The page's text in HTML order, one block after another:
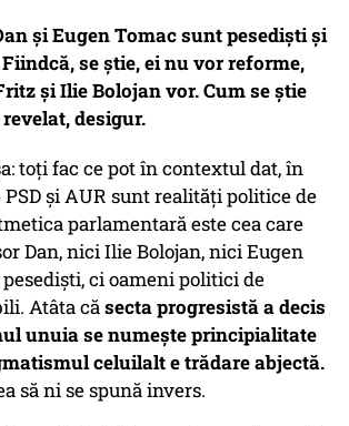
și Eugen Tomac sunt pesediști și
se știe, ei nu vor reforme,
și Ilie Bolojan vor. Cum se știe
desigur.
toți fac ce pot în contextul dat, în
și AUR sunt realități politice de
parlamentară este cea care
Dan, nici Ilie Bolojan, nici Eugen
ci oameni politici de
Atâta căsecta progresistă a decis
unuia se numește principialitate
celuilalt e trădare abjectă.
să ni se spună invers.